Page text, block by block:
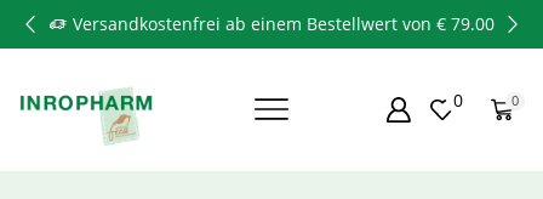
Versandkostenfrei ab einem Bestellwert von € 79.00
0 0